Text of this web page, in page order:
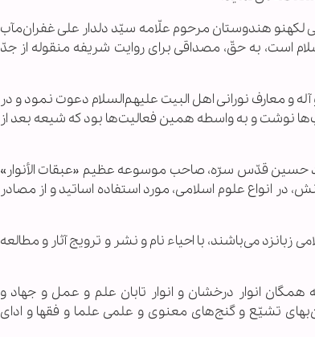
لکهنو هندوستان مرحوم علّامه سيّد دلدار علی غفران‌مآب
است، به حقّ، مصداقی برای روایت شریفه منقوله از جدّ
و معارف نورانی اهل البیت علیهم‌السلام دعوت نمود و در
نوشت و به واسطه همین فعالیت‌ها بود که شیعه بعد از
حسین قدّس سرّه، صاحب موسوعه عظیم «عبقات الأنوار»
در انواع علوم اسلامى، مورد استفاده اساتید و از مصادر
می‌باشند، با احیاء نام و نشر و ترویج آثار و مطالعه
انوار درخشان و انوار تابان علم و عمل و جهاد و
تشيّع و گنج‌های معنوی و علمی علما و فقها و ادای